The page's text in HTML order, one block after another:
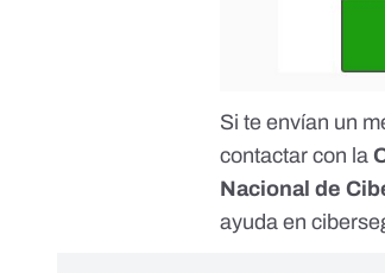
Si te envían un
contactar con la
Nacional de
ayuda en